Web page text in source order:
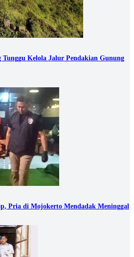
Tunggu Kelola Jalur Pendakian Gunung
Pria di Mojokerto Mendadak Meninggal